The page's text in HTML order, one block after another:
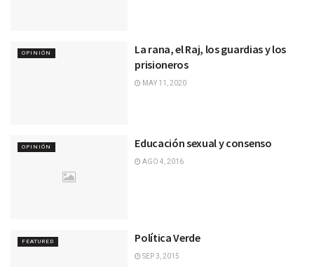
OPINIÓN
La rana, el Raj, los guardias y los
prisioneros
MAY 11, 2020
OPINIÓN Educación sexual y consenso
AGO 4, 2016
FEATURED Política Verde
SEP 3, 2015